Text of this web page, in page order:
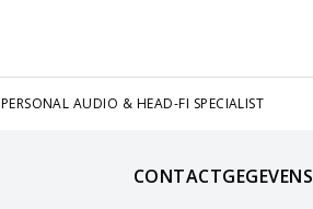
PERSONAL AUDIO & HEAD-FI SPECIALIST
CONTACTGEGEVENS